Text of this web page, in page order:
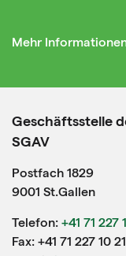
Mehr
Geschäftsstelle
SGAV
Postfach 1829
9001 St.Gallen
Telefon: +41 71 227
Fax: +41 71 227 10 21